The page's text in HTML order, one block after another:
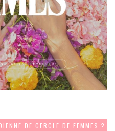
DE CERCLE DE FEMMES ?